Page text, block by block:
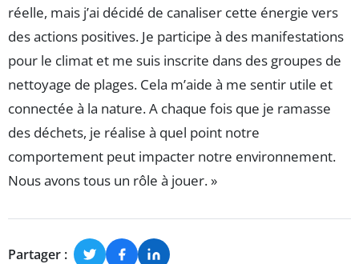
réelle, mais j’ai décidé de canaliser cette énergie vers
des actions positives. Je participe à des manifestations
pour le climat et me suis inscrite dans des groupes de
nettoyage de plages. Cela m’aide à me sentir utile et
connectée à la nature. A chaque fois que je ramasse
des déchets, je réalise à quel point notre
comportement peut impacter notre environnement.
Nous avons tous un rôle à jouer. »
Partager :